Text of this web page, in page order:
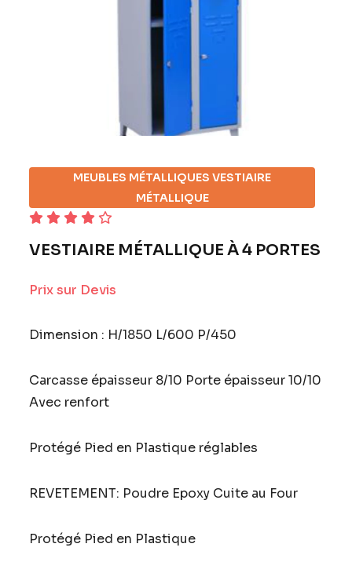
MEUBLES MÉTALLIQUES VESTIAIRE
MÉTALLIQUE
VESTIAIRE MÉTALLIQUE À 4 PORTES
Prix sur Devis
Dimension : H/1850 L/600 P/450
Carcasse épaisseur 8/10 Porte épaisseur 10/10
Avec renfort
Protégé Pied en Plastique réglables
REVETEMENT: Poudre Epoxy Cuite au Four
Protégé Pied en Plastique